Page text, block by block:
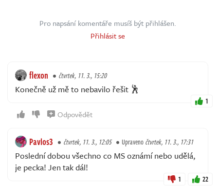
Pro napsání komentáře musíš být přihlášen.
Přihlásit se
flexon čtvrtek, 11. 3., 15:20
Konečně už mě to nebavilo řešit 🕺
1
Odpovědět
Pavlos3 čtvrtek, 11. 3., 12:05 Upravenočtvrtek, 11. 3., 17:31
Poslední dobou všechno co MS oznámí nebo udělá,
je pecka! Jen tak dál!
1 22